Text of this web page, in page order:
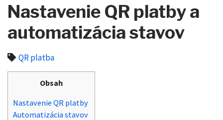
Nastavenie QR platby a
automatizácia stavov
QR platba
Obsah
Nastavenie QR platby
Automatizácia stavov